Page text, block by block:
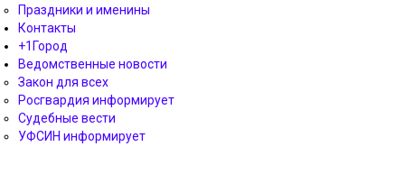
Праздники и именины
Контакты
+1Город
Ведомственные новости
Закон для всех
Росгвардия информирует
Судебные вести
УФСИН информирует